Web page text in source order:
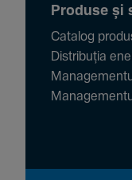
Produse și
Catalog
Distribuția